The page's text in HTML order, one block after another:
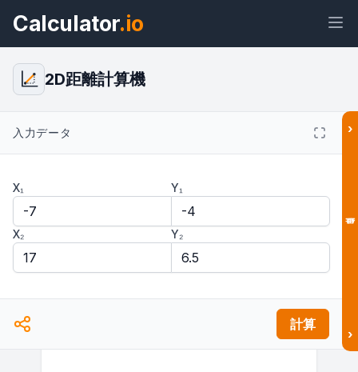
Calculator.io
プレビュー 2D距離計算機: 2点間の距
離とユークリッド距離の計算 ウィジェ
ット
2D距離計算機
入力データ
X₁ Y₁
X₂ Y₂
計算
›
›